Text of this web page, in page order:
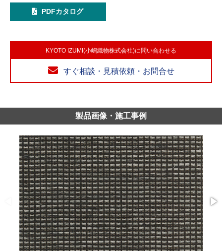
PDFカタログ
KYOTO IZUMI(小嶋織物株式会社)に問い合わせる
すぐ相談・見積依頼・お問合せ
製品画像・施工事例